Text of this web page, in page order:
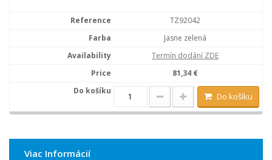
TZ92042
Jasne zelená
Termín dodání ZDE
81,34 €
Do košíku
Viac Informácií